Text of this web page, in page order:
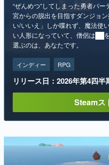
“ぜんめつ”してしまった勇者パ
宮からの脱出を目指すダンジョ
い/いいえ」しか喋れず、魔法使
い人形になっていて、僧侶は██
選ぶのは、あなたです。
インディー RPG
リリース日：2026年第4四半
Steamス